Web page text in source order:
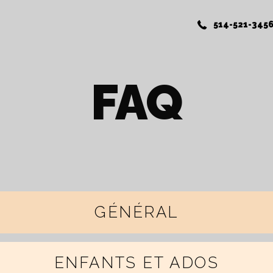
514-521-
FAQ
GÉNÉRAL
ENFANTS ET ADOS